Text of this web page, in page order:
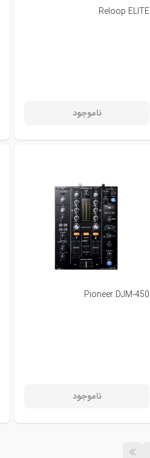
Reloop ELITE
ناموجود
Pioneer DJM-450
ناموجود